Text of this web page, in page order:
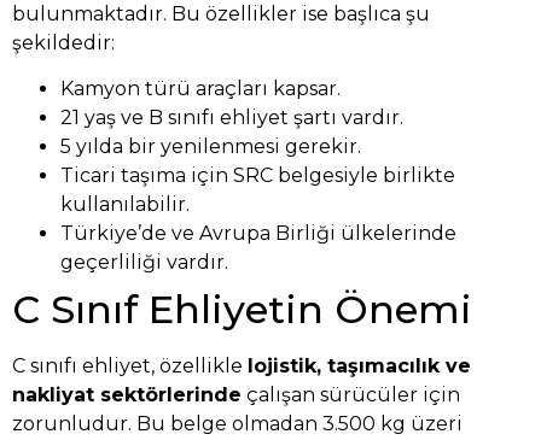
bulunmaktadır. Bu özellikler ise başlıca şu
şekildedir:
Kamyon türü araçları kapsar.
21 yaş ve B sınıfı ehliyet şartı vardır.
5 yılda bir yenilenmesi gerekir.
Ticari taşıma için SRC belgesiyle birlikte
kullanılabilir.
Türkiye’de ve Avrupa Birliği ülkelerinde
geçerliliği vardır.
C Sınıf Ehliyetin Önemi
C sınıfı ehliyet, özellikle lojistik, taşımacılık ve
nakliyat sektörlerinde çalışan sürücüler için
zorunludur. Bu belge olmadan 3.500 kg üzeri